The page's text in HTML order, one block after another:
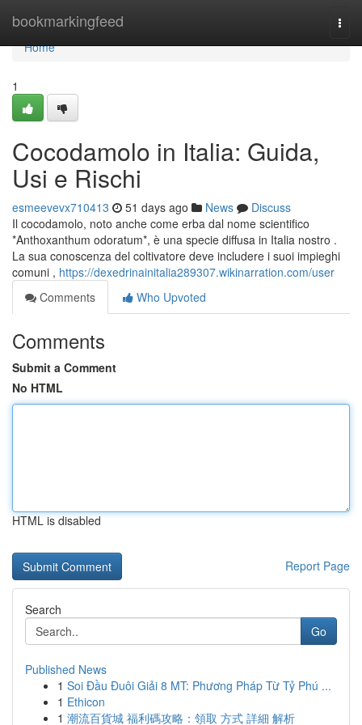
bookmarkingfeed
Home
Home
1
Cocodamolo in Italia: Guida,
Usi e Rischi
esmeevevx710413 51 days ago News
Discuss
Il cocodamolo, noto anche come erba dal nome scientifico
*Anthoxanthum odoratum*, è una specie diffusa in Italia nostro .
La sua conoscenza del coltivatore deve includere i suoi impieghi
comuni , https://dexedrinainitalia289307.wikinarration.com/user
Comments
Who Upvoted
Comments
Submit a Comment
No HTML
HTML is disabled
Report Page
Search
Go
Published News
1 Soi Đầu Đuôi Giải 8 MT: Phương Pháp Từ Tỷ Phú ...
1 Ethicon
1 潮流百貨城 福利碼攻略：領取 方式 詳細 解析